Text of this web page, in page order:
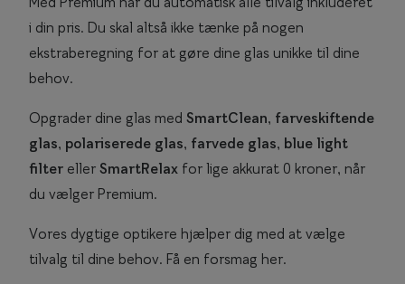
Briller til rundt ansigt
Populære kollektioner
Oscar Jacobson
Taberg by Smarteyes
Stil
i din pris. Du skal altså ikke tænke på nogen
ekstraberegning for at gøre dine glas unikke til dine
behov.
Opgrader dine glas med SmartClean, farveskiftende
glas, polariserede glas, farvede glas, blue light
filter eller SmartRelax for lige akkurat 0 kroner, når
du vælger Premium.
Vores dygtige optikere hjælper dig med at vælge
tilvalg til dine behov. Få en forsmag her.